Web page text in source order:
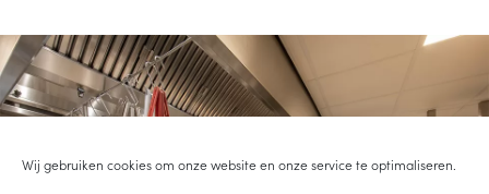
Wij gebruiken cookies om onze website en onze service te optimaliseren.